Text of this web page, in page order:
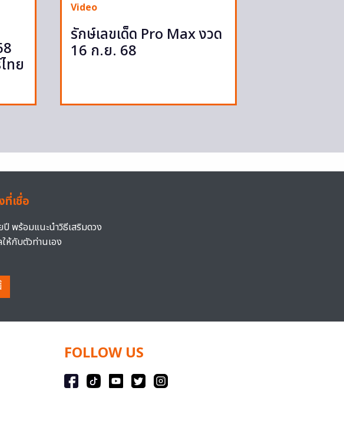
ทย
Video
รักษ์เลขเด็ด Pro Max งวด
16 ก.ย. 68
ที่เชื่อ
ปี พร้อมแนะนำวิธีเสริมดวง
ห้กับตัวท่านเอง
FOLLOW US